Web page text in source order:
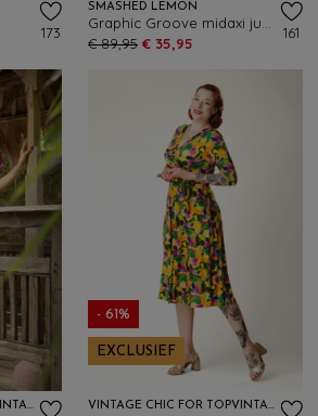
173
SMASHED LEMON
€ 89,95 € 35,95
161
VINTAGE CHIC FOR TOPVINTAGE
- 61%
EXCLUSIEF
VINTAGE CHIC FOR TOPVINTAGE